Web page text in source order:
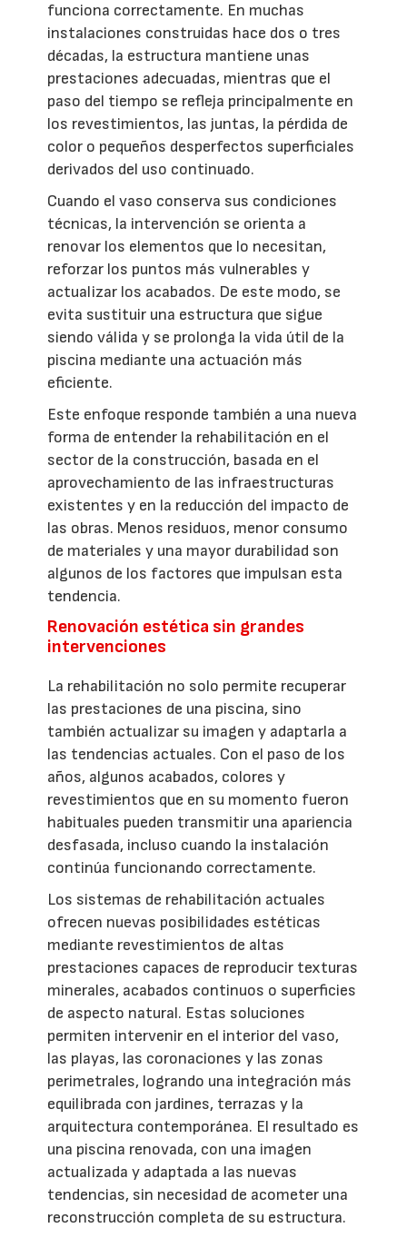
funciona correctamente. En muchas
instalaciones construidas hace dos o tres
décadas, la estructura mantiene unas
prestaciones adecuadas, mientras que el
paso del tiempo se refleja principalmente en
los revestimientos, las juntas, la pérdida de
color o pequeños desperfectos superficiales
derivados del uso continuado.
Cuando el vaso conserva sus condiciones
técnicas, la intervención se orienta a
renovar los elementos que lo necesitan,
reforzar los puntos más vulnerables y
actualizar los acabados. De este modo, se
evita sustituir una estructura que sigue
siendo válida y se prolonga la vida útil de la
piscina mediante una actuación más
eficiente.
Este enfoque responde también a una nueva
forma de entender la rehabilitación en el
sector de la construcción, basada en el
aprovechamiento de las infraestructuras
existentes y en la reducción del impacto de
las obras. Menos residuos, menor consumo
de materiales y una mayor durabilidad son
algunos de los factores que impulsan esta
tendencia.
Renovación estética sin grandes
intervenciones
La rehabilitación no solo permite recuperar
las prestaciones de una piscina, sino
también actualizar su imagen y adaptarla a
las tendencias actuales. Con el paso de los
años, algunos acabados, colores y
revestimientos que en su momento fueron
habituales pueden transmitir una apariencia
desfasada, incluso cuando la instalación
continúa funcionando correctamente.
Los sistemas de rehabilitación actuales
ofrecen nuevas posibilidades estéticas
mediante revestimientos de altas
prestaciones capaces de reproducir texturas
minerales, acabados continuos o superficies
de aspecto natural. Estas soluciones
permiten intervenir en el interior del vaso,
las playas, las coronaciones y las zonas
perimetrales, logrando una integración más
equilibrada con jardines, terrazas y la
arquitectura contemporánea. El resultado es
una piscina renovada, con una imagen
actualizada y adaptada a las nuevas
tendencias, sin necesidad de acometer una
reconstrucción completa de su estructura.